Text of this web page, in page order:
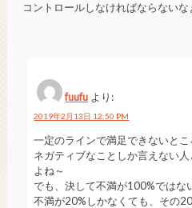
コントロールしなければならないな
fuufu より:
2019年2月13日 12:50 PM
一定のラインで満足できないと
ネガティブなことしか言えない
よね～
でも、決して不満が100%ではな
不満が20%しかなくても、その